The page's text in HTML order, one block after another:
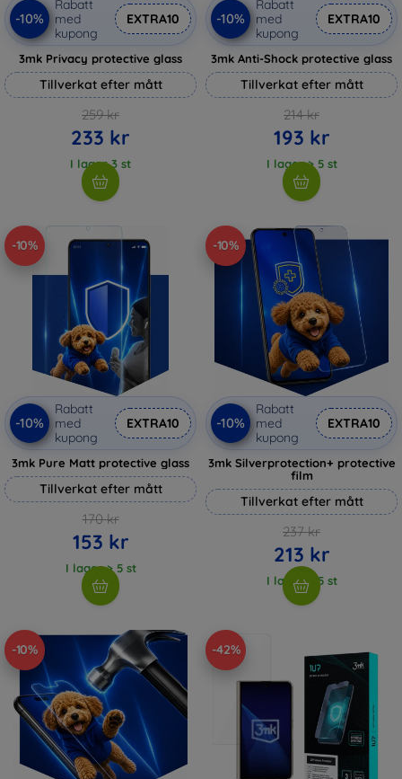
-10%
Rabatt
med
kupong
EXTRA10
3mk Privacy protective glass
Tillverkat efter mått
259 kr
233 kr
I lager 3 st
-10%
Rabatt
med
kupong
EXTRA10
3mk Anti-Shock protective glass
Tillverkat efter mått
214 kr
193 kr
I lager > 5 st
-10%
-10%
Rabatt
med
kupong
EXTRA10
3mk Pure Matt protective glass
Tillverkat efter mått
170 kr
153 kr
I lager > 5 st
-10%
-10%
Rabatt
med
kupong
EXTRA10
3mk Silverprotection+ protective
film
Tillverkat efter mått
237 kr
213 kr
I lager > 5 st
-10% -42%